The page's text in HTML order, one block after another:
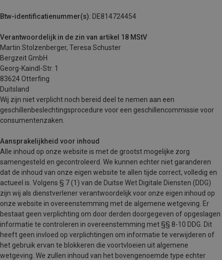
Btw-identificatienummer(s): DE814724454
Verantwoordelijk in de zin van artikel 18 MStV
Martin Stolzenberger, Teresa Schuster
Bergzeit GmbH
Georg-Kaindl-Str. 1
83624 Otterfing
Duitsland
Wij zijn niet verplicht noch bereid deel te nemen aan een
geschillenbeslechtingsprocedure voor een geschillencommissie voor
consumentenzaken.
Aansprakelijkheid voor inhoud
Alle inhoud op onze website is met de grootst mogelijke zorg
samengesteld en gecontroleerd. We kunnen echter niet garanderen
dat de inhoud van onze eigen website te allen tijde correct, volledig en
actueel is. Volgens § 7 (1) van de Duitse Wet Digitale Diensten (DDG)
zijn wij als dienstverlener verantwoordelijk voor onze eigen inhoud op
onze website in overeenstemming met de algemene wetgeving. Er
bestaat geen verplichting om door derden doorgegeven of opgeslagen
informatie te controleren in overeenstemming met §§ 8-10 DDG. Dit
heeft geen invloed op verplichtingen om informatie te verwijderen of
het gebruik ervan te blokkeren die voortvloeien uit algemene
wetgeving. We zullen inhoud van het bovengenoemde type echter